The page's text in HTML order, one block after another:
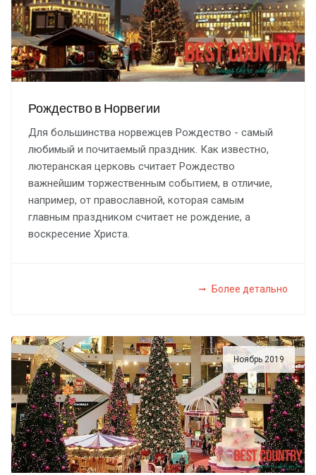
Рождество в Норвегии
Для большинства норвежцев Рождество - самый
любимый и почитаемый праздник. Как известно,
лютеранская церковь считает Рождество
важнейшим торжественным событием, в отличие,
например, от православной, которая самым
главным праздником считает не рождение, а
воскресение Христа.
Более детально
Ноябрь 2019